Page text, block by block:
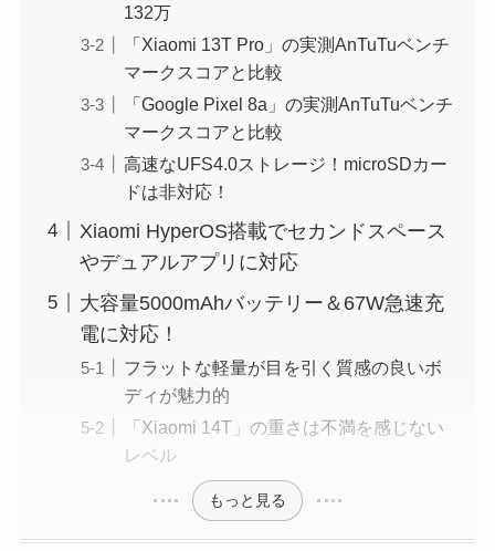
132万
「Xiaomi 13T Pro」の実測AnTuTuベンチ
マークスコアと比較
「Google Pixel 8a」の実測AnTuTuベンチ
マークスコアと比較
高速なUFS4.0ストレージ！microSDカー
ドは非対応！
Xiaomi HyperOS搭載でセカンドスペース
やデュアルアプリに対応
大容量5000mAhバッテリー＆67W急速充
電に対応！
フラットな軽量が目を引く質感の良いボ
ディが魅力的
「Xiaomi 14T」の重さは不満を感じない
レベル
もっと見る